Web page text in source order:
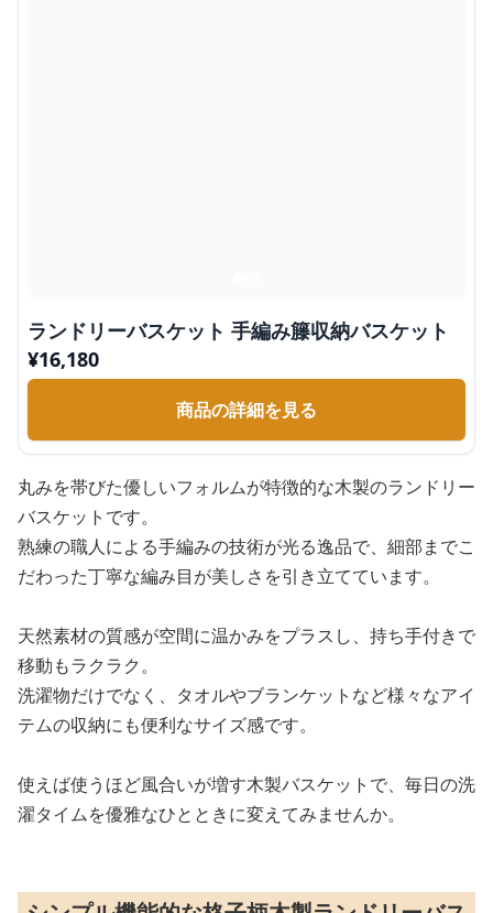
ランドリーバスケット 手編み籐収納バスケット
¥16,180
商品の詳細を見る
丸みを帯びた優しいフォルムが特徴的な木製のランドリー
バスケットです。
熟練の職人による手編みの技術が光る逸品で、細部までこ
だわった丁寧な編み目が美しさを引き立てています。
天然素材の質感が空間に温かみをプラスし、持ち手付きで
移動もラクラク。
洗濯物だけでなく、タオルやブランケットなど様々なアイ
テムの収納にも便利なサイズ感です。
使えば使うほど風合いが増す木製バスケットで、毎日の洗
濯タイムを優雅なひとときに変えてみませんか。